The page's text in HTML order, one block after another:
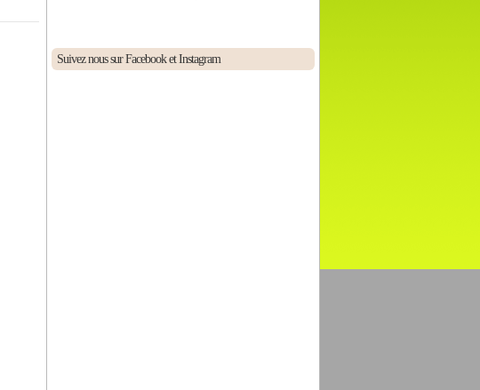
Suivez nous sur Facebook et Instagram